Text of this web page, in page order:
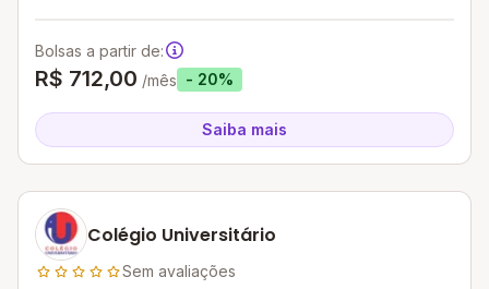
Bolsas a partir de:
R$ 712,00 /mês - 20%
Saiba mais
Colégio Universitário
Sem avaliações